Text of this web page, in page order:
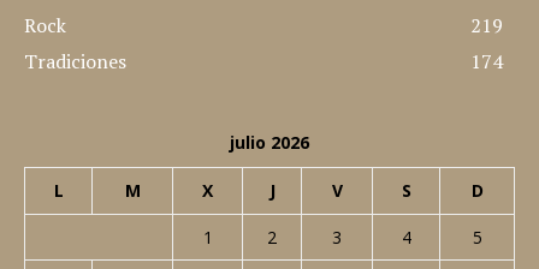
Rock
219
Tradiciones
174
julio 2026
L M X J V S D
1 2 3 4
5